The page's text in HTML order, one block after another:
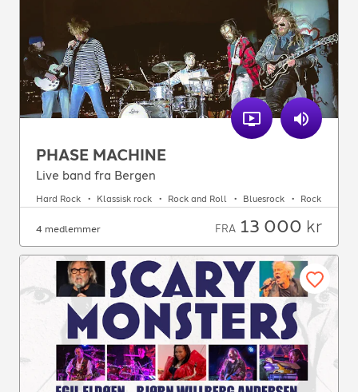
PHASE MACHINE
Live band fra Bergen
Hard Rock Klassisk rock Rock and Roll Bluesrock Rock
4 medlemmer FRA 13 000 kr